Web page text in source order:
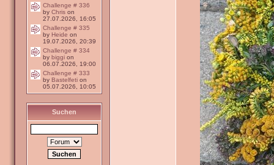
Challenge # 336
by Chris on
27.07.2026, 16:05
Challenge # 335
by Heide on
19.07.2026, 20:39
Challenge # 334
by biggi on
06.07.2026, 19:00
Challenge # 333
by Bastelfeti on
05.07.2026, 10:05
Suchen